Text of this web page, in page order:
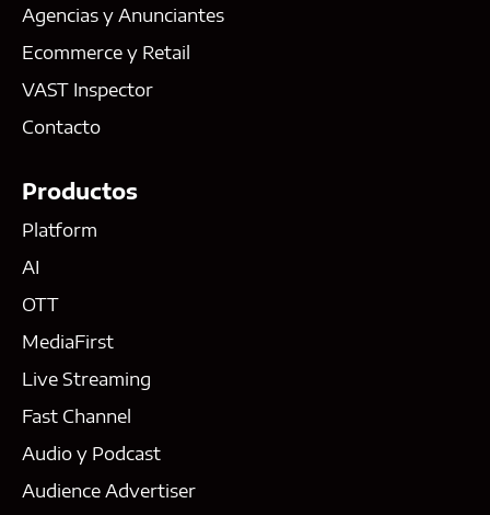
Agencias y Anunciantes
Ecommerce y Retail
VAST Inspector
Contacto
Productos
Platform
AI
OTT
MediaFirst
Live Streaming
Fast Channel
Audio y Podcast
Audience Advertiser